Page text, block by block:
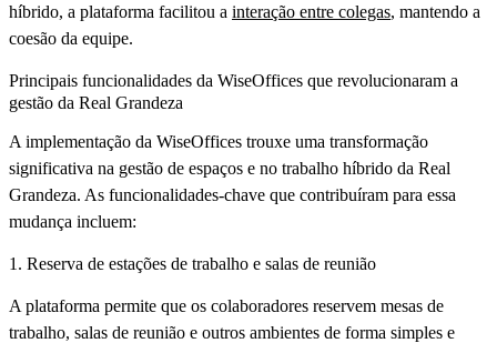
híbrido, a plataforma facilitou a interação entre colegas, mantendo a
coesão da equipe.
Principais funcionalidades da WiseOffices que revolucionaram a
gestão da Real Grandeza
A implementação da WiseOffices trouxe uma transformação
significativa na gestão de espaços e no trabalho híbrido da Real
Grandeza. As funcionalidades-chave que contribuíram para essa
mudança incluem:
1. Reserva de estações de trabalho e salas de reunião
A plataforma permite que os colaboradores reservem mesas de
trabalho, salas de reunião e outros ambientes de forma simples e